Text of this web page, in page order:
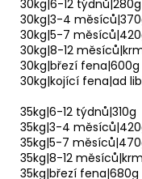
30kg|6-12 týdnů|280g
30kg|3-4
30kg|5-7
30kg|8-12
30kg|březí fena|600g
30kg|kojící fena|ad
35kg|6-12 týdnů|310g
35kg|3-4
35kg|5-7
35kg|8-12
35kg|březí fena|680g